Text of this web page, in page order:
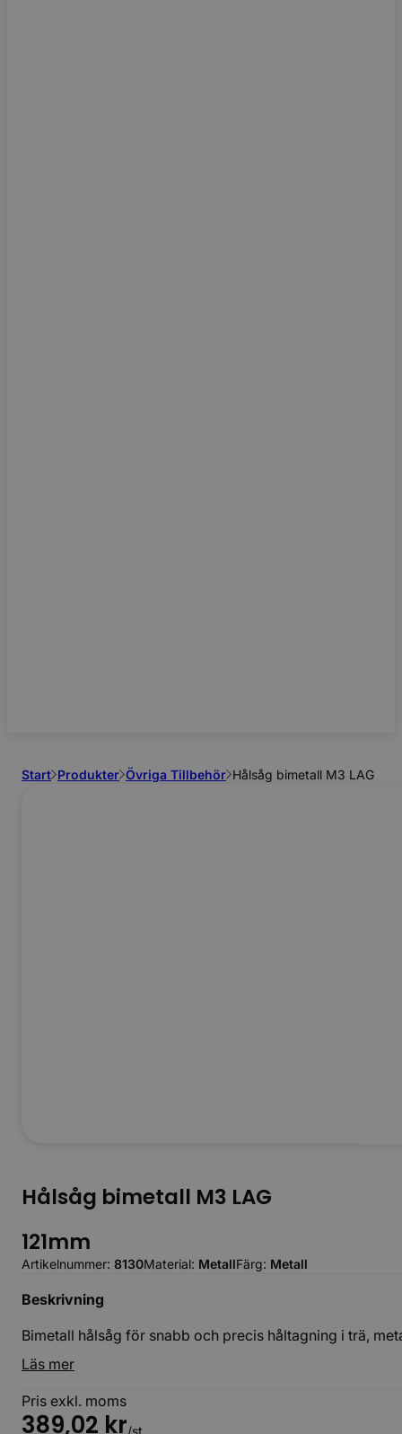
Start Produkter Övriga Tillbehör Hålsåg bimetall M3 LAG
Hålsåg bimetall M3 LAG
121mm
Artikelnummer: 8130Material: MetallFärg: Metall
Beskrivning
Bimetall hålsåg för snabb och precis håltagning i trä,
Läs mer
Pris exkl. moms
389,02 kr/st